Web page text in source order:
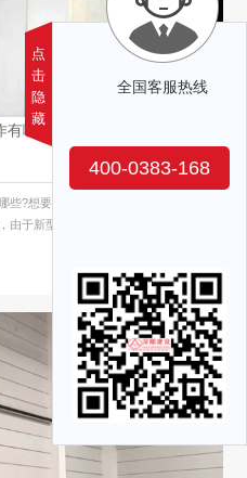
哪些?
?想要让新型隔墙板发挥更多的使用
由于新型隔墙板安装不是一件容�
点
击
隐
藏
全国客服热线
400-0383-168